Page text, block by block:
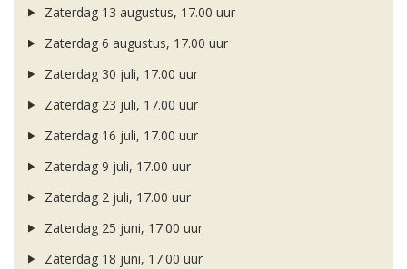
Zaterdag 13 augustus, 17.00 uur
Zaterdag 6 augustus, 17.00 uur
Zaterdag 30 juli, 17.00 uur
Zaterdag 23 juli, 17.00 uur
Zaterdag 16 juli, 17.00 uur
Zaterdag 9 juli, 17.00 uur
Zaterdag 2 juli, 17.00 uur
Zaterdag 25 juni, 17.00 uur
Zaterdag 18 juni, 17.00 uur